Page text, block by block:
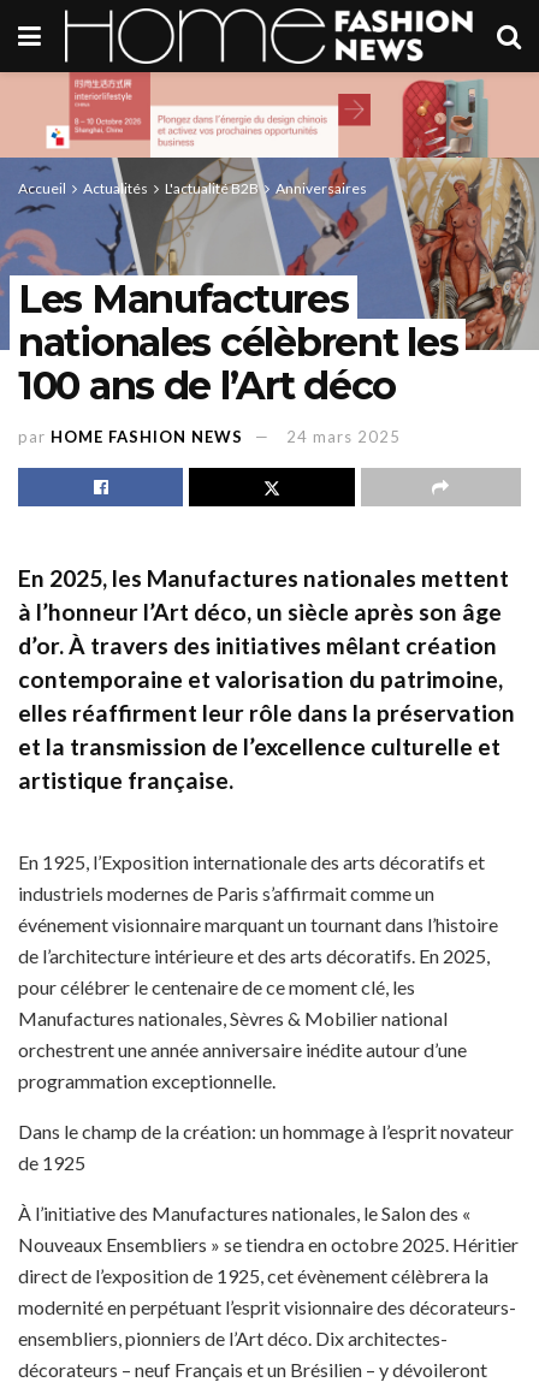
Accueil Actualités L'actualité B2B Anniversaires
Les Manufactures
nationales célèbrent les
100 ans de l’Art déco
par HOME FASHION NEWS 24 mars 2025
En 2025, les Manufactures nationales mettent
à l’honneur l’Art déco, un siècle après son âge
d’or. À travers des initiatives mêlant création
contemporaine et valorisation du patrimoine,
elles réaffirment leur rôle dans la préservation
et la transmission de l’excellence culturelle et
artistique française.
En 1925, l’Exposition internationale des arts décoratifs et
industriels modernes de Paris s’affirmait comme un
événement visionnaire marquant un tournant dans l’histoire
de l’architecture intérieure et des arts décoratifs. En 2025,
pour célébrer le centenaire de ce moment clé, les
Manufactures nationales, Sèvres & Mobilier national
orchestrent une année anniversaire inédite autour d’une
programmation exceptionnelle.
Dans le champ de la création: un hommage à l’esprit novateur
de 1925
À l’initiative des Manufactures nationales, le Salon des «
Nouveaux Ensembliers » se tiendra en octobre 2025. Héritier
direct de l’exposition de 1925, cet évènement célèbrera la
modernité en perpétuant l’esprit visionnaire des décorateurs-
ensembliers, pionniers de l’Art déco. Dix architectes-
décorateurs – neuf Français et un Brésilien – y dévoileront